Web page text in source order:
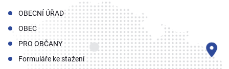
OBECNÍ ÚŘAD
OBEC
PRO OBČANY
Formuláře ke stažení